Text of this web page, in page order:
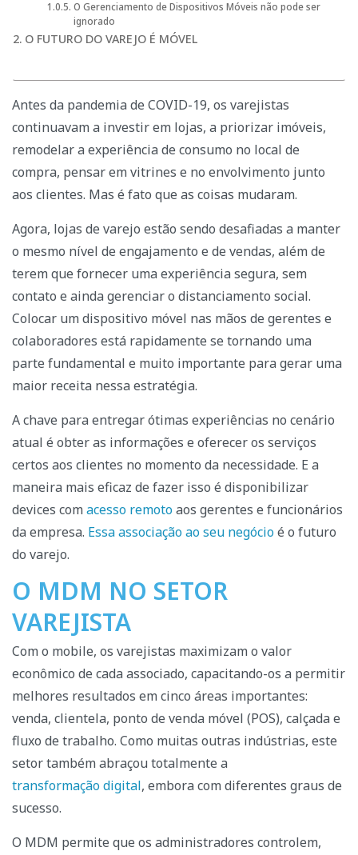
O Gerenciamento de Dispositivos Móveis não pode ser
ignorado
O FUTURO DO VAREJO É MÓVEL
Antes da pandemia de COVID-19, os varejistas
continuavam a investir em lojas, a priorizar imóveis,
remodelar a experiência de consumo no local de
compra, pensar em vitrines e no envolvimento junto
aos clientes. Mas é fato que as coisas mudaram.
Agora, lojas de varejo estão sendo desafiadas a manter
o mesmo nível de engajamento e de vendas, além de
terem que fornecer uma experiência segura, sem
contato e ainda gerenciar o distanciamento social.
Colocar um dispositivo móvel nas mãos de gerentes e
colaboradores está rapidamente se tornando uma
parte fundamental e muito importante para gerar uma
maior receita nessa estratégia.
A chave para entregar ótimas experiências no cenário
atual é obter as informações e oferecer os serviços
certos aos clientes no momento da necessidade. E a
maneira mais eficaz de fazer isso é disponibilizar
devices com acesso remotoaos gerentes e funcionários
da empresa. Essa associação ao seu negócioé o futuro
do varejo.
O MDM NO SETOR
VAREJISTA
Com o mobile, os varejistas maximizam o valor
econômico de cada associado, capacitando-os a permitir
melhores resultados em cinco áreas importantes:
venda, clientela, ponto de venda móvel (POS), calçada e
fluxo de trabalho. Como muitas outras indústrias, este
setor também abraçou totalmente a
transformação digital, embora com diferentes graus de
sucesso.
O MDM permite que os administradores controlem,